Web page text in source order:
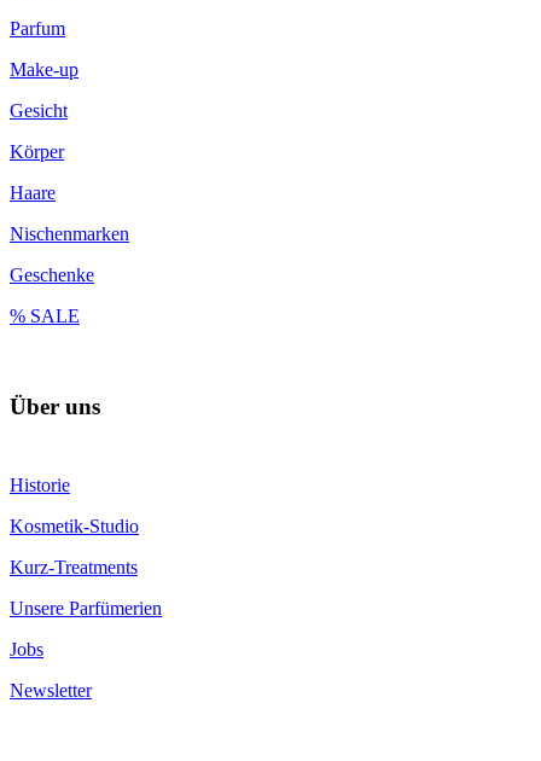
Parfum
Make-up
Gesicht
Körper
Haare
Nischenmarken
Geschenke
% SALE
Über uns
Historie
Kosmetik-Studio
Kurz-Treatments
Unsere Parfümerien
Jobs
Newsletter